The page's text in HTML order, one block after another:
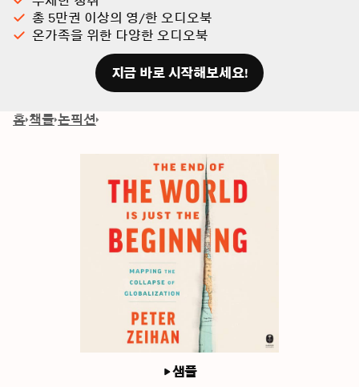
총 5만권 이상의 영/한 오디오북
온가족을 위한 다양한 오디오북
지금 바로 시작해보세요!
홈 책들 논픽션
샘플